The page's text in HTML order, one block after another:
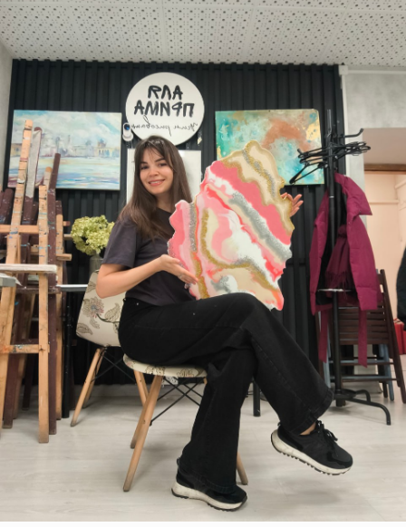
Участвуйв наших
акциях и учись
дешевле!
Приходите учиться вдвоем и получайте
скидкупо 500 руб на курс для каждого!
Приведи друга
и получи на карту 888 руб. При покупке
курса ваш друг должен назвать ваши ФИО
Посоветуй нас своим знакомым
и получискидку 10%
Приобрети сразу два
разных курса